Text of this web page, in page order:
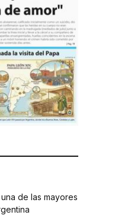
de las mayores